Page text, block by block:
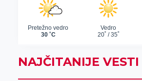
NAJČITANIJE VESTI